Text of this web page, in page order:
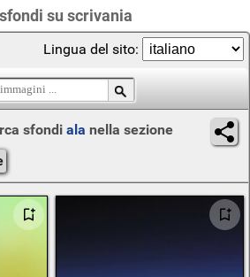
su scrivania
Lingua del sito:
sfondi ala nella sezione